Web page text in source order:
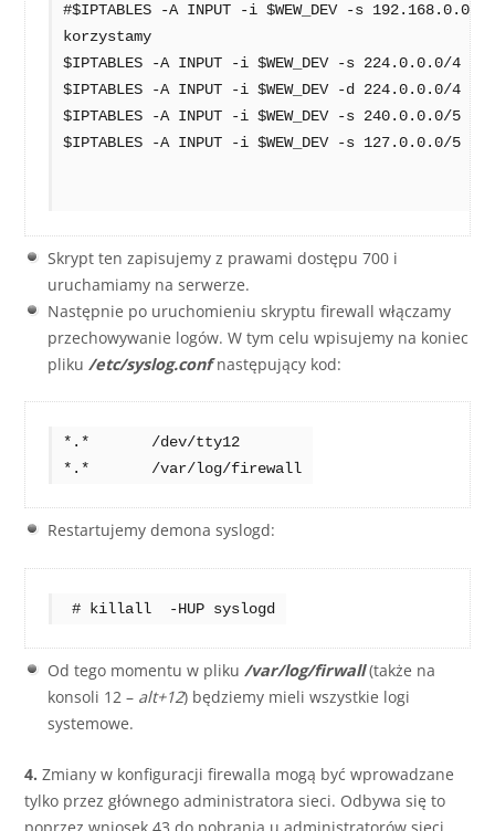
#$IPTABLES -A INPUT -i $WEW_DEV -s
korzystamy
$IPTABLES -A INPUT -i $WEW_DEV -s
$IPTABLES -A INPUT -i $WEW_DEV -d
$IPTABLES -A INPUT -i $WEW_DEV -s 240.0.0.0/
$IPTABLES -A INPUT -i $WEW_DEV -s 127.0.0.0/
Skrypt ten zapisujemy z prawami dostępu 700 i
uruchamiamy na serwerze.
Następnie po uruchomieniu skryptu firewall włączamy
przechowywanie logów. W tym celu wpisujemy na koniec
pliku /etc/syslog.confnastępujący kod:
*.*       /dev/tty12
*.*       /var/log/firewall
Restartujemy demona syslogd:
# killall  -HUP syslogd
Od tego momentu w pliku/var/log/firwall(także na
konsoli 12 – alt+12) będziemy mieli wszystkie logi
systemowe.
4. Zmiany w konfiguracji firewalla mogą być wprowadzane
tylko przez głównego administratora sieci. Odbywa się to